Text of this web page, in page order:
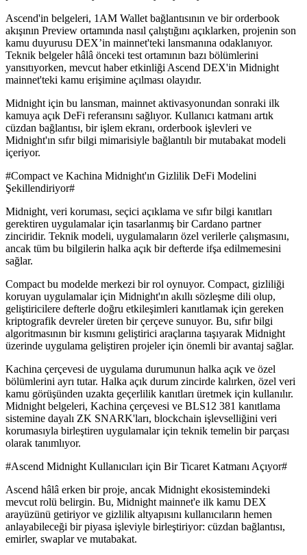
Ascend'in belgeleri, 1AM Wallet bağlantısının ve bir orderbook
akışının Preview ortamında nasıl çalıştığını açıklarken, projenin son
kamu duyurusu DEX’in mainnet'teki lansmanına odaklanıyor.
Teknik belgeler hâlâ önceki test ortamının bazı bölümlerini
yansıtıyorken, mevcut haber etkinliği Ascend DEX'in Midnight
mainnet'teki kamu erişimine açılması olayıdır.
Midnight için bu lansman, mainnet aktivasyonundan sonraki ilk
kamuya açık DeFi referansını sağlıyor. Kullanıcı katmanı artık
cüzdan bağlantısı, bir işlem ekranı, orderbook işlevleri ve
Midnight'ın sıfır bilgi mimarisiyle bağlantılı bir mutabakat modeli
içeriyor.
#Compact ve Kachina Midnight'ın Gizlilik DeFi Modelini
Şekillendiriyor#
Midnight, veri koruması, seçici açıklama ve sıfır bilgi kanıtları
gerektiren uygulamalar için tasarlanmış bir Cardano partner
zinciridir. Teknik modeli, uygulamaların özel verilerle çalışmasını,
ancak tüm bu bilgilerin halka açık bir defterde ifşa edilmemesini
sağlar.
Compact bu modelde merkezi bir rol oynuyor. Compact, gizliliği
koruyan uygulamalar için Midnight'ın akıllı sözleşme dili olup,
geliştiricilere defterle doğru etkileşimleri kanıtlamak için gereken
kriptografik devreler üreten bir çerçeve sunuyor. Bu, sıfır bilgi
algoritmasının bir kısmını geliştirici araçlarına taşıyarak Midnight
üzerinde uygulama geliştiren projeler için önemli bir avantaj sağlar.
Kachina çerçevesi de uygulama durumunun halka açık ve özel
bölümlerini ayrı tutar. Halka açık durum zincirde kalırken, özel veri
kamu görüşünden uzakta geçerlilik kanıtları üretmek için kullanılır.
Midnight belgeleri, Kachina çerçevesi ve BLS12 381 kanıtlama
sistemine dayalı ZK SNARK'ları, blockchain işlevselliğini veri
korumasıyla birleştiren uygulamalar için teknik temelin bir parçası
olarak tanımlıyor.
#Ascend Midnight Kullanıcıları için Bir Ticaret Katmanı Açıyor#
Ascend hâlâ erken bir proje, ancak Midnight ekosistemindeki
mevcut rolü belirgin. Bu, Midnight mainnet'e ilk kamu DEX
arayüzünü getiriyor ve gizlilik altyapısını kullanıcıların hemen
anlayabileceği bir piyasa işleviyle birleştiriyor: cüzdan bağlantısı,
emirler, swaplar ve mutabakat.